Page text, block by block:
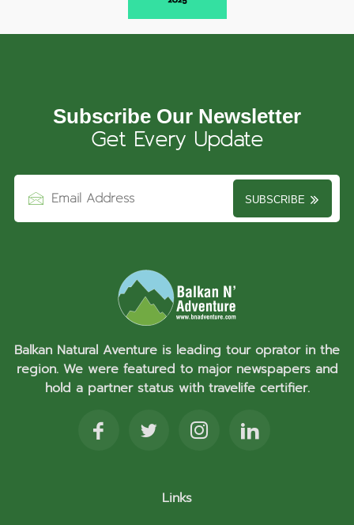
Subscribe Our Newsletter
Get Every Update
SUBSCRIBE
Balkan Natural Aventure is leading tour oprator in the
region. We were featured to major newspapers and
hold a partner status with travelife certifier.
Links